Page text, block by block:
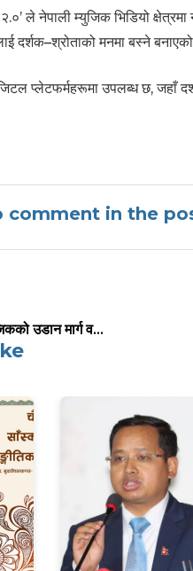
ले नेपाली म्युजिक भिडियो
दर्शक–श्रोताको मनमा बस्ने
प्लेटफर्महरूमा उपलब्ध छ, जहाँ
comment in the
उडान मार्ग व...